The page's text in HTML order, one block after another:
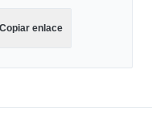
Copiar enlace